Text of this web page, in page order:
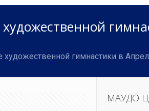
художественной гимнастики в
МАУДО